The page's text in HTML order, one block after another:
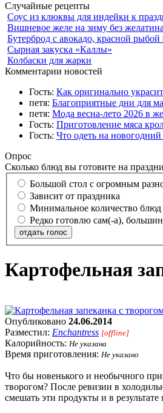
Случайные рецепты
Соус из клюквы для индейки к
Вишневое желе на зиму без желатина
Бутерброд с авокадо, красной
Сырная закуска «Каллы»
Колбаски для жарки
Комментарии новостей
Гость: Как оригинально
петя: Благоприятные дни для
петя: Мода весна-лето 2026 в
Гость: Приготовление мяса
Гость: Что одеть на
Опрос
Сколько блюд вы готовите на
Большой стол с огромным
Зависит от праздника
Минимальное количество блюд
Редко готовлю сам(-а),
отдать голос
Картофельная
Опубликовано 24.06.2014
Разместил: Enchantress [offline]
Калорийность: Не указана
Время приготовления: Не указано
Что бы новенького и необычного
творогом? После ревизии в
смешать эти продукты и в